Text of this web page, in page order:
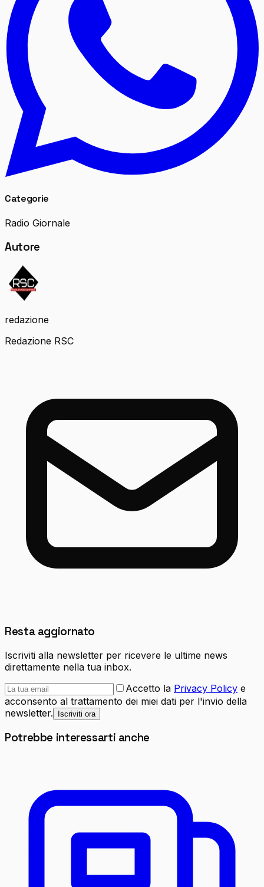
Categorie
Radio Giornale
Autore
redazione
Redazione RSC
Resta aggiornato
Iscriviti alla newsletter per ricevere le ultime news
direttamente nella tua inbox.
Accetto la Privacy Policy e
acconsento al trattamento dei miei dati per l'invio della
newsletter.
Iscriviti ora
Potrebbe interessarti anche